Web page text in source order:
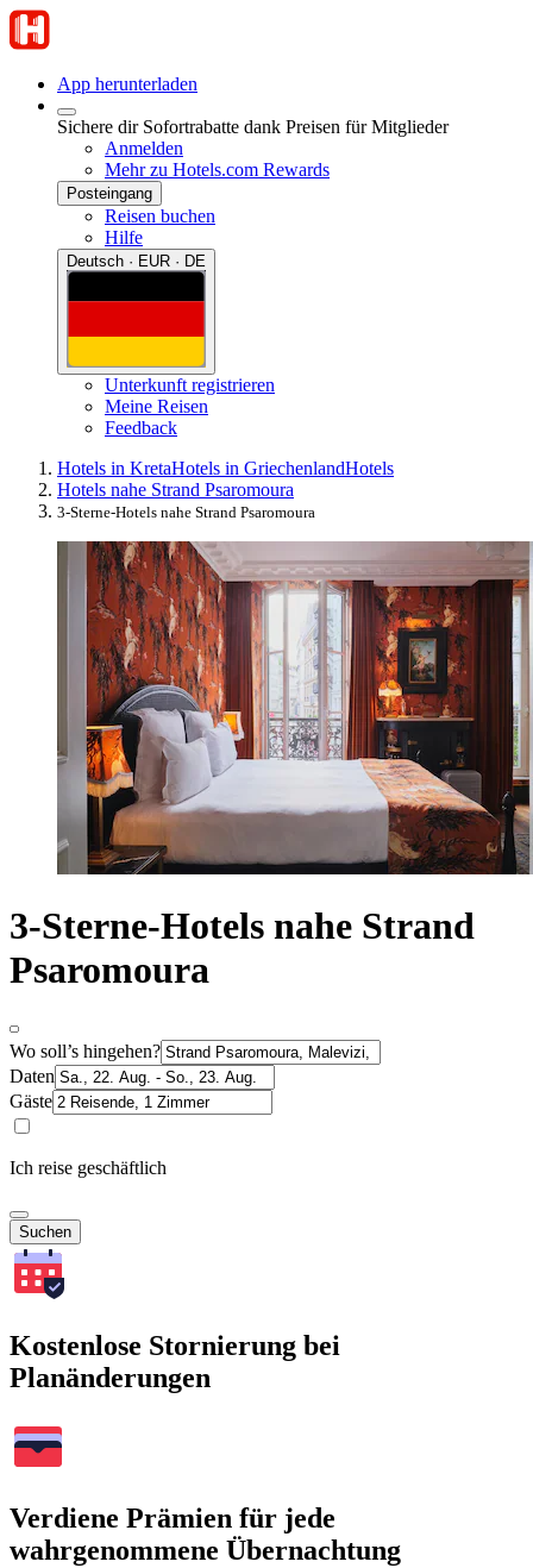
App herunterladen
Sichere dir Sofortrabatte dank Preisen für Mitglieder
Anmelden
Mehr zu Hotels.com Rewards
Posteingang
Reisen buchen
Hilfe
Deutsch · EUR · DE
Unterkunft registrieren
Meine Reisen
Feedback
Hotels in KretaHotels in GriechenlandHotels
Hotels nahe Strand Psaromoura
3-Sterne-Hotels nahe Strand Psaromoura
3-Sterne-Hotels nahe Strand
Psaromoura
Wo soll’s hingehen?
Daten
Gäste
Ich reise geschäftlich
Suchen
Kostenlose Stornierung bei
Planänderungen
Verdiene Prämien für jede
wahrgenommene Übernachtung